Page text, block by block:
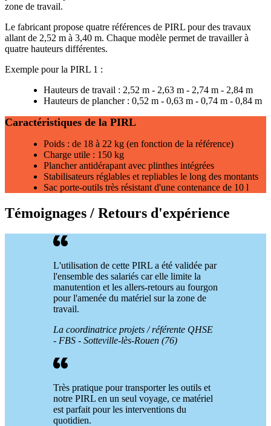
zone de travail.
Le fabricant propose quatre références de PIRL pour des travaux
allant de 2,52 m à 3,40 m. Chaque modèle permet de travailler à
quatre hauteurs différentes.
Exemple pour la PIRL 1 :
Hauteurs de travail : 2,52 m - 2,63 m - 2,74 m - 2,84 m
Hauteurs de plancher : 0,52 m - 0,63 m - 0,74 m - 0,84 m
Caractéristiques de la PIRL
Poids : de 18 à 22 kg (en fonction de la référence)
Charge utile : 150 kg
Plancher antidérapant avec plinthes intégrées
Stabilisateurs réglables et repliables le long des montants
Sac porte-outils très résistant d'une contenance de 10 l
Témoignages / Retours d'expérience
L'utilisation de cette PIRL a été validée par
l'ensemble des salariés car elle limite la
manutention et les allers-retours au fourgon
pour l'amenée du matériel sur la zone de
travail.
La coordinatrice projets / référente QHSE
- FBS - Sotteville-lès-Rouen (76)
Très pratique pour transporter les outils et
notre PIRL en un seul voyage, ce matériel
est parfait pour les interventions du
quotidien.